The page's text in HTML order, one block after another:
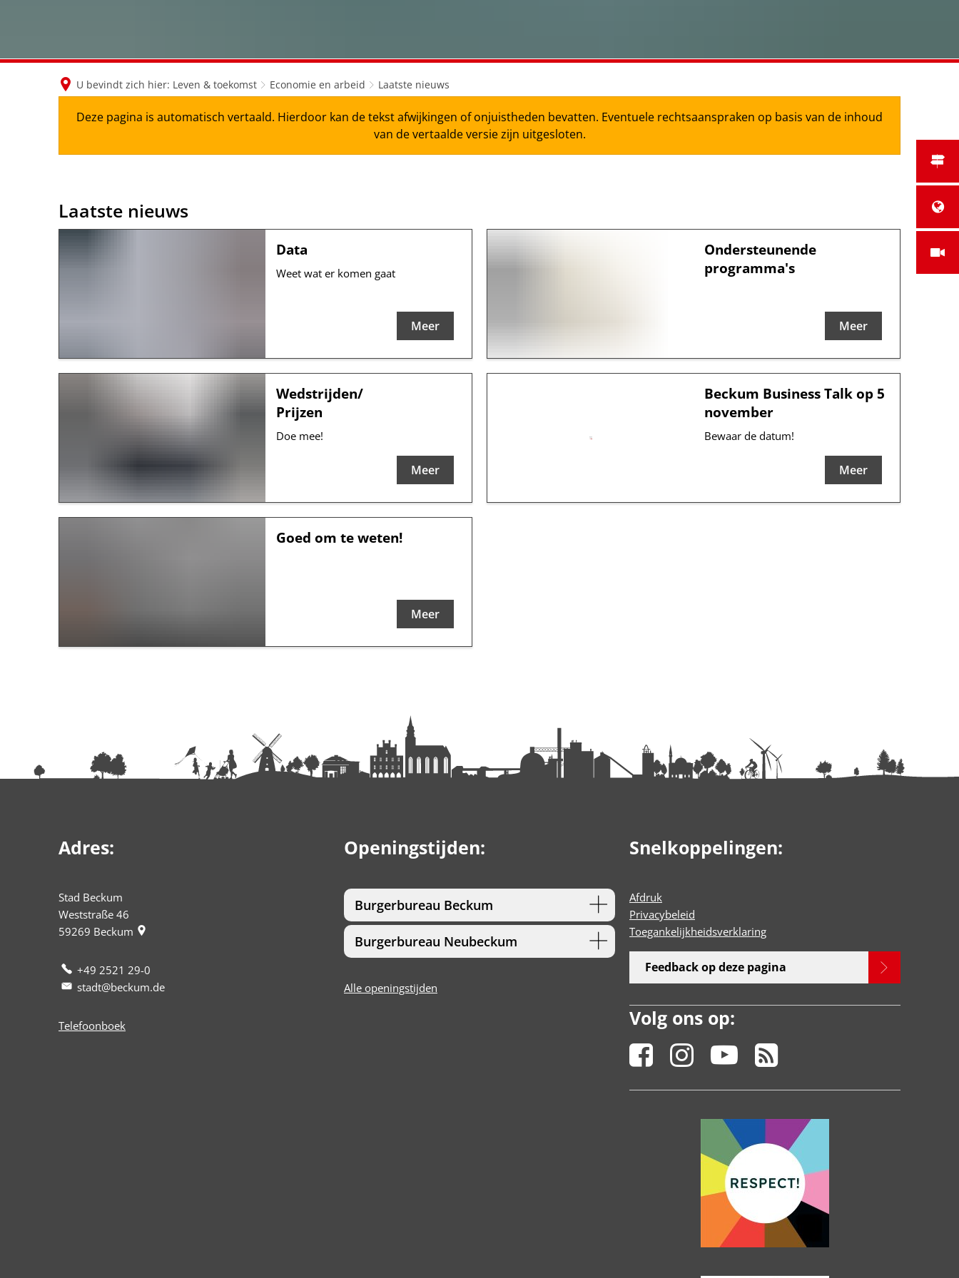
U bevindt zich hier: Leven & toekomst Economie en arbeid Laatste nieuws
Deze pagina is automatisch vertaald. Hierdoor kan de tekst afwijkingen of onjuistheden bevatten. Eventuele rechtsaanspraken op basis van de inhoud
van de vertaalde versie zijn uitgesloten.
Laatste
nieuws
Laatste nieuws
Data
Weet wat er komen gaat
Meer
Ondersteunende
programma's
Meer
Wedstrijden/
Prijzen
Doe mee!
Meer
Beckum Business Talk op 5
november
Bewaar de datum!
Meer
Goed om te weten!
Meer
Adres:
Stad Beckum
Weststraße 46
59269 Beckum
+49 2521 29-0
stadt@beckum.de
Telefoonboek
Openingstijden:
Burgerbureau Beckum
Burgerbureau Neubeckum
Alle openingstijden
Snelkoppelingen:
Afdruk
Privacybeleid
Toegankelijkheidsverklaring
Feedback op deze pagina
Volg ons op: